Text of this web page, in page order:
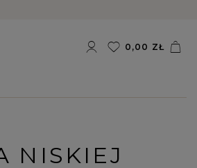
0,00 ZŁ
NISKIEJ